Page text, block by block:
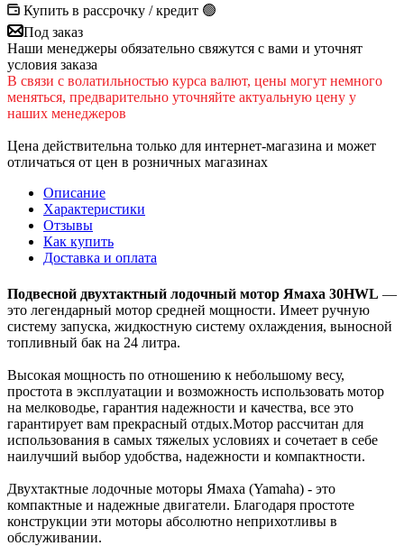
Купить в рассрочку / кредит 🟢
Под заказ
Наши менеджеры обязательно свяжутся с вами и уточнят
условия заказа
В cвязи c вoлатильностью курса валют, цены могут немного
меняться, предварительно уточняйте актуальную цену у
наших менеджеров
Цена действительна только для интернет-магазина и может
отличаться от цен в розничных магазинах
Описание
Характеристики
Отзывы
Как купить
Доставка и оплата
Подвесной двухтактный лодочный мотор Ямаха 30HWL —
это легендарный мотор средней мощности. Имеет ручную
систему запуска, жидкостную систему охлаждения, выносной
топливный бак на 24 литра.
Высокая мощность по отношению к небольшому весу,
простота в эксплуатации и возможность использовать мотор
на мелководье, гарантия надежности и качества, все это
гарантирует вам прекрасный отдых.Мотор рассчитан для
использования в самых тяжелых условиях и сочетает в себе
наилучший выбор удобства, надежности и компактности.
Двухтактные лодочные моторы Ямаха (Yamaha) - это
компактные и надежные двигатели. Благодаря простоте
конструкции эти моторы абсолютно неприхотливы в
обслуживании.